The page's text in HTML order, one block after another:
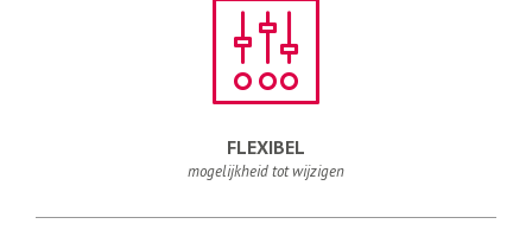
FLEXIBEL
mogelijkheid tot wijzigen